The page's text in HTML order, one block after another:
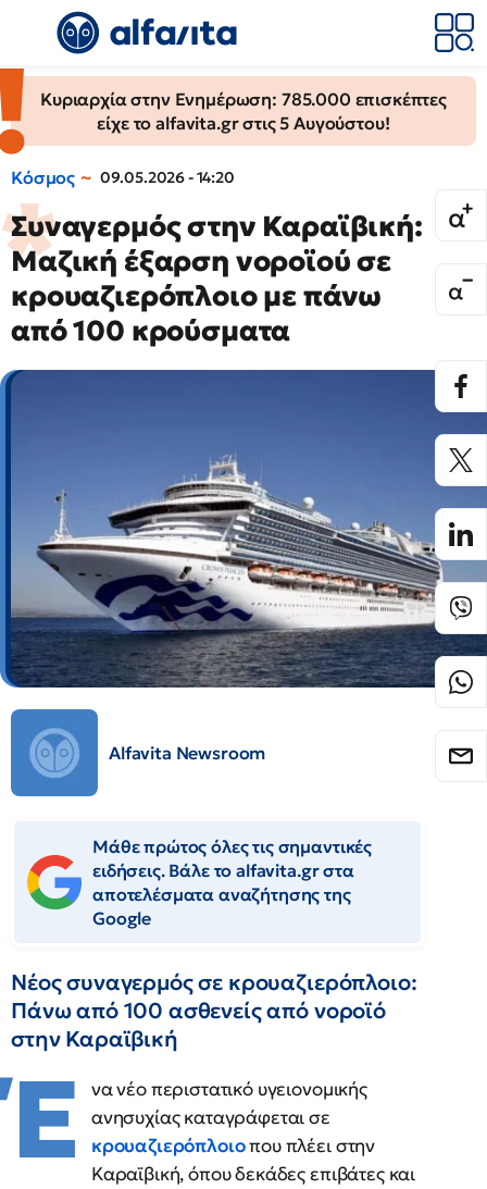
Κυριαρχία στην Ενημέρωση: 785.000 επισκέπτες
είχε το alfavita.gr στις 5 Αυγούστου!
Κόσμος 09.05.2026 - 14:20
Συναγερμός στην Καραϊβική:
Μαζική έξαρση νοροϊού σε
κρουαζιερόπλοιο με πάνω
από 100 κρούσματα
Alfavita Newsroom
Μάθε πρώτος όλες τις σημαντικές
ειδήσεις. Βάλε το alfavita.gr στα
αποτελέσματα αναζήτησης της
Google
Νέος συναγερμός σε κρουαζιερόπλοιο:
Πάνω από 100 ασθενείς από νοροϊό
στην Καραϊβική
Έ
να νέο περιστατικό υγειονομικής
ανησυχίας καταγράφεται σε
κρουαζιερόπλοιοπου πλέει στην
Καραϊβική, όπου δεκάδες επιβάτες και